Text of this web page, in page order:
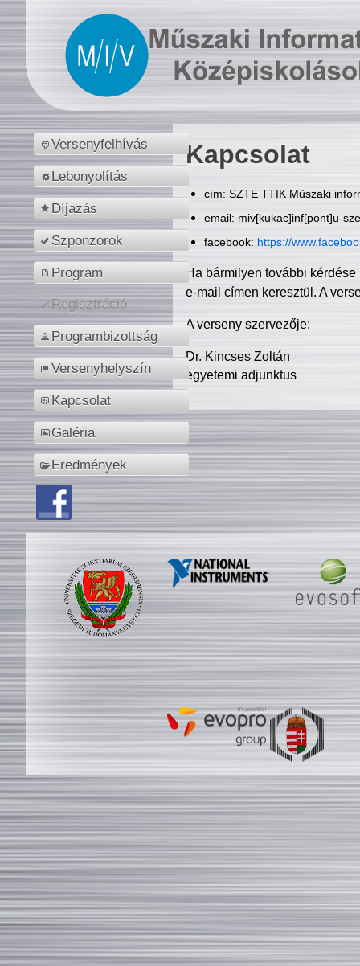
Versenyfelhívás
Lebonyolítás
Díjazás
Szponzorok
Program
Regisztráció
Programbizottság
Versenyhelyszín
Kapcsolat
Galéria
Eredmények
Kapcsolat
cím: SZTE TTIK Műszaki
email: miv[kukac]inf[pont]u-
facebook: https://
Ha bármilyen további
e-mail címen keresztül. A
A verseny szervezője:
Dr. Kincses Zoltán
egyetemi adjunktus